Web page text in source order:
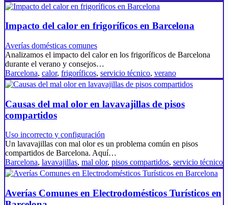
Impacto del calor en frigoríficos en Barcelona
Averías domésticas comunes
Analizamos el impacto del calor en los frigoríficos de Barcelona
durante el verano y consejos…
Barcelona, calor, frigoríficos, servicio técnico, verano
Causas del mal olor en lavavajillas de pisos
compartidos
Uso incorrecto y configuración
Un lavavajillas con mal olor es un problema común en pisos
compartidos de Barcelona. Aquí…
Barcelona, lavavajillas, mal olor, pisos compartidos, servicio técnico
Averías Comunes en Electrodomésticos Turísticos en